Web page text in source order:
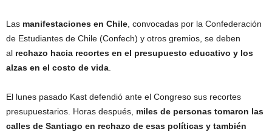
Las manifestaciones en Chile , convocadas por la Confederación
de Estudiantes de Chile (Confech) y otros gremios, se deben
al rechazo hacia recortes en el presupuesto educativo y los
alzas en el costo de vida
El lunes pasado Kast defendió ante el Congreso sus recortes
presupuestarios. Horas después, miles de personas tomaron las
calles de Santiago en rechazo de esas políticas y también